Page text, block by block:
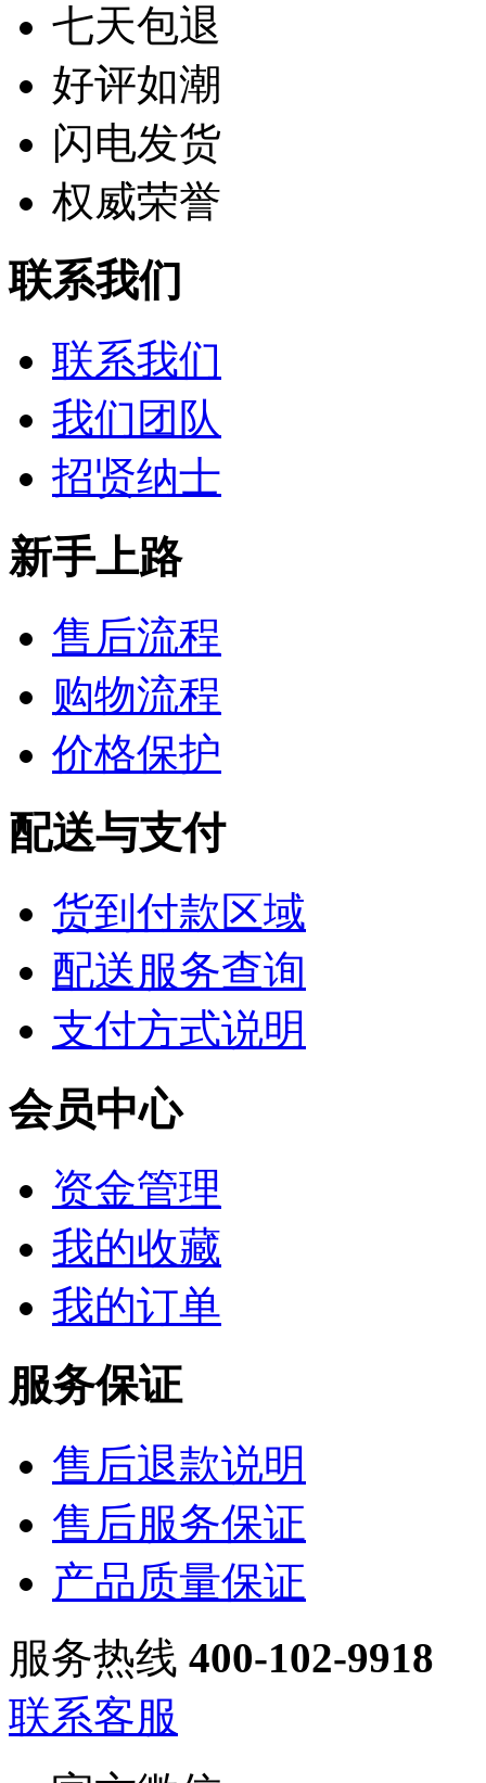
七天包退
好评如潮
闪电发货
权威荣誉
联系我们
联系我们
我们团队
招贤纳士
新手上路
售后流程
购物流程
价格保护
配送与支付
货到付款区域
配送服务查询
支付方式说明
会员中心
资金管理
我的收藏
我的订单
服务保证
售后退款说明
售后服务保证
产品质量保证
服务热线 400-102-9918
联系客服